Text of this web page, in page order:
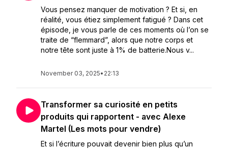
Vous pensez manquer de motivation ? Et si, en
réalité, vous étiez simplement fatigué ? Dans cet
épisode, je vous parle de ces moments où l’on se
traite de “flemmard”, alors que notre corps et
notre tête sont juste à 1% de batterie.Nous v...
November 03, 2025• 22:13
Transformer sa curiosité en petits
produits qui rapportent - avec Alexe
Martel (Les mots pour vendre)
Et si l’écriture pouvait devenir bien plus qu’un